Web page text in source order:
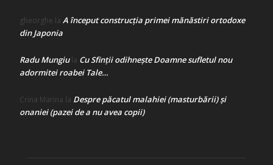
gheorghe la A început construcţia primei mănăstiri ortodoxe
din Japonia
Radu Mungiula Cu Sfinții odihnește Doamne sufletul nou
adormitei roabei Tale…
Crina Marina la Despre păcatul malahiei (masturbării) şi
onaniei (pazei de a nu avea copii)